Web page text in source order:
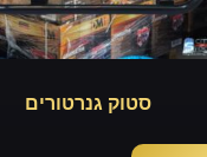
סטוק גנרטורים